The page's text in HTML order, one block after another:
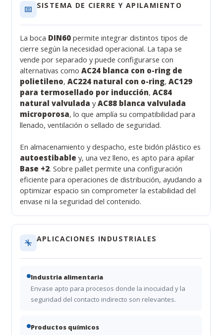
SISTEMA DE CIERRE Y APILAMIENTO
La boca DIN60permite integrar distintos tipos de
cierre según la necesidad operacional. La tapa se
vende por separado y puede configurarse con
alternativas como AC24 blanca con o-ring de
polietileno, AC224 natural con o-ring, AC129
para termosellado por inducción, AC84
natural valvulada yAC88 blanca valvulada
microporosa, lo que amplía su compatibilidad para
llenado, ventilación o sellado de seguridad.
En almacenamiento y despacho, este bidón plástico es
autoestibable y, una vez lleno, es apto para apilar
Base +2. Sobre pallet permite una configuración
eficiente para operaciones de distribución, ayudando a
optimizar espacio sin comprometer la estabilidad del
envase ni la seguridad del contenido.
APLICACIONES INDUSTRIALES
Industria alimentaria
Envase apto para procesos donde la inocuidad y la
seguridad del contacto indirecto son relevantes.
Productos químicos